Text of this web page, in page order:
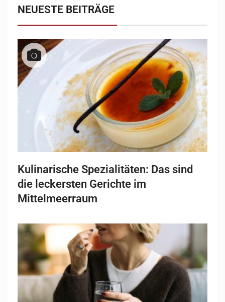
NEUESTE BEITRÄGE
Kulinarische Spezialitäten: Das sind
die leckersten Gerichte im
Mittelmeerraum